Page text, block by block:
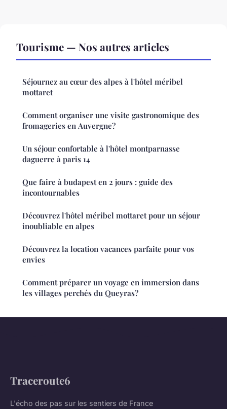
Tourisme — Nos autres articles
Séjournez au cœur des alpes à l'hôtel méribel
mottaret
Comment organiser une visite gastronomique des
fromageries en Auvergne?
Un séjour confortable à l'hôtel montparnasse
daguerre à paris 14
Que faire à budapest en 2 jours : guide des
incontournables
Découvrez l'hôtel méribel mottaret pour un séjour
inoubliable en alpes
Découvrez la location vacances parfaite pour vos
envies
Comment préparer un voyage en immersion dans
les villages perchés du Queyras?
Traceroute6
L'écho des pas sur les sentiers de France